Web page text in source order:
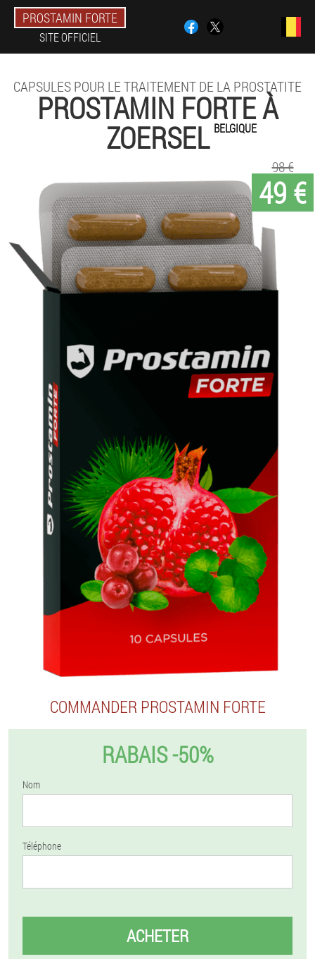
PROSTAMIN FORTE
SITE OFFICIEL
CAPSULES POUR LE TRAITEMENT DE LA PROSTATITE
PROSTAMIN FORTE À
ZOERSEL BELGIQUE
49 €
98 €
COMMANDER PROSTAMIN FORTE
RABAIS -50%
Nom
Téléphone
ACHETER